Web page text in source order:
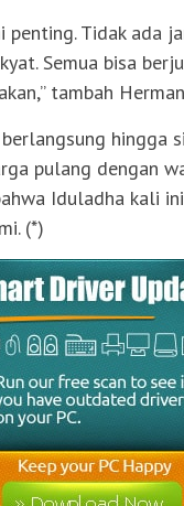
penting. Tidak ada
Semua bisa
tambah
hingga
pulang dengan
Iduladha kali
(*)